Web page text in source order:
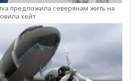
предложила северянам жить на
хейт